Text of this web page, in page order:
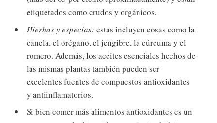
etiquetados como crudos y orgánicos.
Hierbas y especias:estas incluyen cosas como la
canela, el orégano, el jengibre, la cúrcuma y el
romero. Además, los aceites esenciales hechos de
las mismas plantas también pueden ser
excelentes fuentes de compuestos antioxidantes
y antiinflamatorios.
Si bien comer más alimentos antioxidantes es un